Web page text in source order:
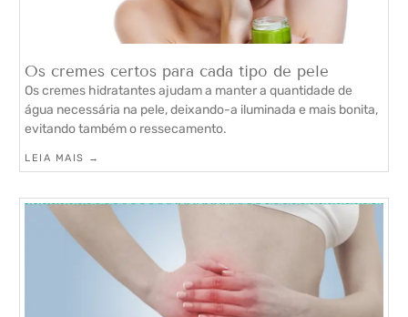
Os cremes certos para cada tipo de pele
Os cremes hidratantes ajudam a manter a quantidade de
água necessária na pele, deixando-a iluminada e mais bonita,
evitando também o ressecamento.
LEIA MAIS →